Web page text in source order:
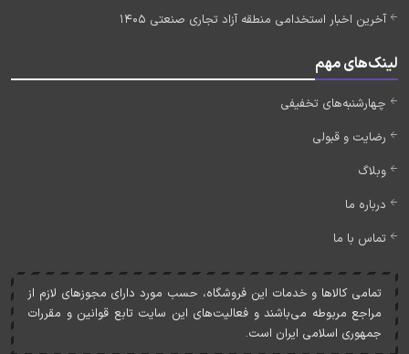
آخرین اخبار استخدامی منطقه آزاد تجاری صنعتی 1405
لینک‌های مهم
چهارشنبه‌های تخفیفی
رضایت و قبولی
وبلاگ
درباره ما
تماس با ما
تمامی کالاها و خدمات اين فروشگاه، حسب مورد دارای مجوزهای لازم از
مراجع مربوطه می‌باشند و فعاليت‌های اين سايت تابع قوانين و مقررات
جمهوری اسلامی ايران است.